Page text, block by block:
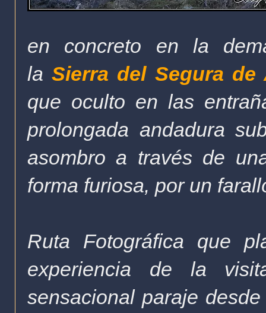
en concreto en la
laSierra del Segura de
que oculto en las
prolongada andadura
asombro a través de
forma furiosa, por un
Ruta Fotográfica que
experiencia de la
sensacional paraje